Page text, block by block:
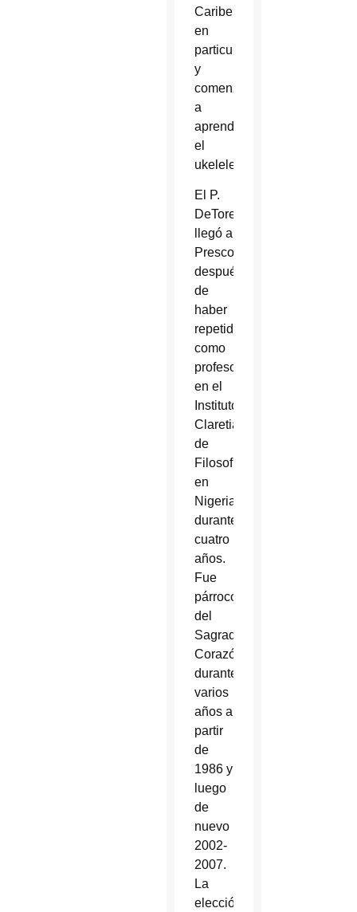
Caribe,
en
particular)
y
comenzó
a
aprender
el
ukelele.
El P.
DeTore
llegó a
Prescott
después
de
haber
repetido
como
profesor
en el
Instituto
Claretiano
de
Filosofía
en
Nigeria
durante
cuatro
años.
Fue
párroco
del
Sagrado
Corazón
durante
varios
años a
partir
de
1986 y
luego
de
nuevo
2002-
2007.
La
elección